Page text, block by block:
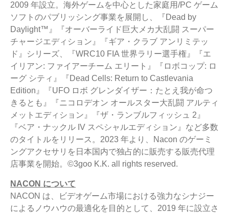
2009 年設立。海外ゲームを中心とした家庭用/PC ゲーム
ソフトのパブリッシング事業を展開し、『Dead by
Daylight™』『オーバーライド巨大メカ大乱闘 スーパー
チャージエディション』『ギア・クラブ アンリミテッ
ド』シリーズ、『WRC10 FIA 世界ラリー選手権』『エ
イリアン: ファイアーチーム エリート』『ロボコップ: ロ
ーグ シティ』『Dead Cells: Return to Castlevania
Edition』『UFO ロボ グレンダイザー：たとえ我が命つ
きるとも』『ニコロデオン オールスター大乱闘 アルティ
メットエディション』『ザ・ランブルフィッシュ 2』
『ベア・ナックル IV スペシャルエディション』など多数
のタイトルをリリース。2023 年より、Nacon のゲーミ
ングアクセサリを日本国内で独占的に販売する販売代理
店事業を開始。©3goo K.K. all rights reserved.
NACON について
NACON は、ビデオゲーム市場における強力なシナジー
によるノウハウの最適化を目的として、2019 年に設立さ